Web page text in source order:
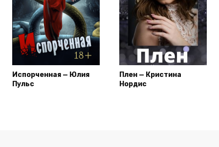
Испорченная — Юлия
Пульс
Плен — Кристина
Нордис